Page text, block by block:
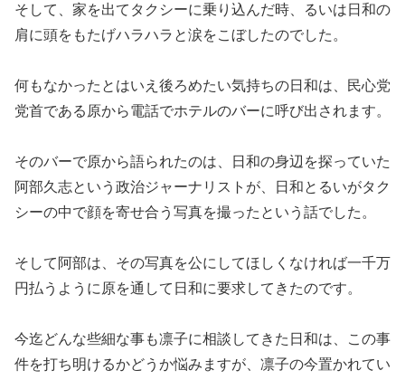
そして、家を出てタクシーに乗り込んだ時、るいは日和の
肩に頭をもたげハラハラと涙をこぼしたのでした。
何もなかったとはいえ後ろめたい気持ちの日和は、民心党
党首である原から電話でホテルのバーに呼び出されます。
そのバーで原から語られたのは、日和の身辺を探っていた
阿部久志という政治ジャーナリストが、日和とるいがタク
シーの中で顔を寄せ合う写真を撮ったという話でした。
そして阿部は、その写真を公にしてほしくなければ一千万
円払うように原を通して日和に要求してきたのです。
今迄どんな些細な事も凛子に相談してきた日和は、この事
件を打ち明けるかどうか悩みますが、凛子の今置かれてい